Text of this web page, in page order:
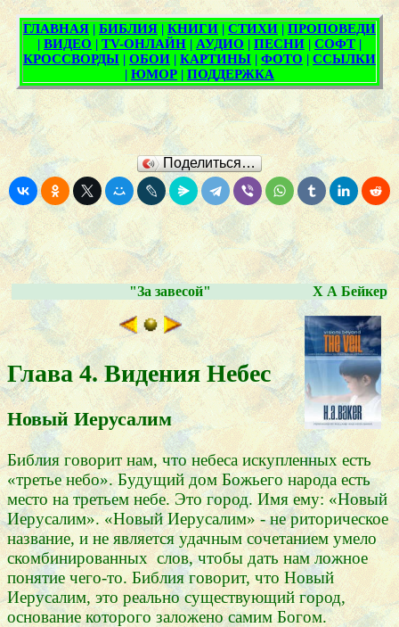
Поделиться…
"За завесой" Х А Бейкер
Глава 4. Видения Небес
Новый Иерусалим
Библия говорит нам, что небеса искупленных есть
«третье небо». Будущий дом Божьего народа есть
место на третьем небе. Это город. Имя ему: «Новый
Иерусалим». «Новый Иерусалим» - не риторическое
название, и не является удачным сочетанием умело
скомбинированных слов, чтобы дать нам ложное
понятие чего-то. Библия говорит, что Новый
Иерусалим, это реально существующий город,
основание которого заложено самим Богом.